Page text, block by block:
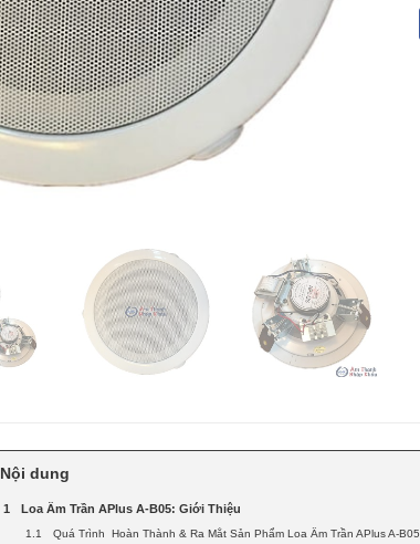
Nội dung
Loa Âm Trần APlus A-B05: Giới Thiệu
Quá Trình Hoàn Thành & Ra Mắt Sản Phẩm Loa Âm Trần APlus A-B05